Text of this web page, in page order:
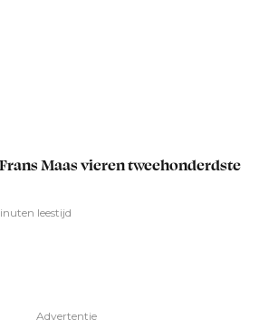
Maas vieren tweehonderdste
leestijd
Advertentie